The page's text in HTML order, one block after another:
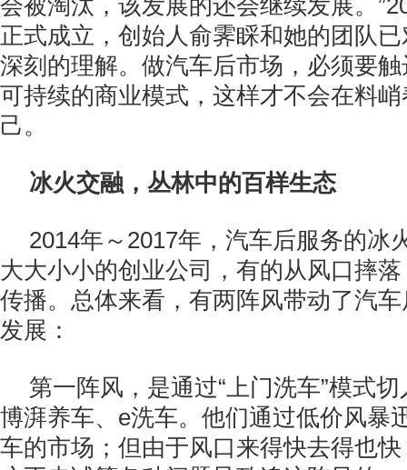
会被淘汰，该发展的还会继续发展。
正式成立，创始人俞霁睬和她的团队
深刻的理解。做汽车后市场，必须要
可持续的商业模式，这样才不会在料峭
己。
冰火交融，丛林中的百样生态
2014年～2017年，汽车后服务的冰
大大小小的创业公司，有的从风口摔
传播。总体来看，有两阵风带动了汽
发展：
第一阵风，是通过“上门洗车”模式
博湃养车、e洗车。他们通过低价风暴
车的市场；但由于风口来得快去得也